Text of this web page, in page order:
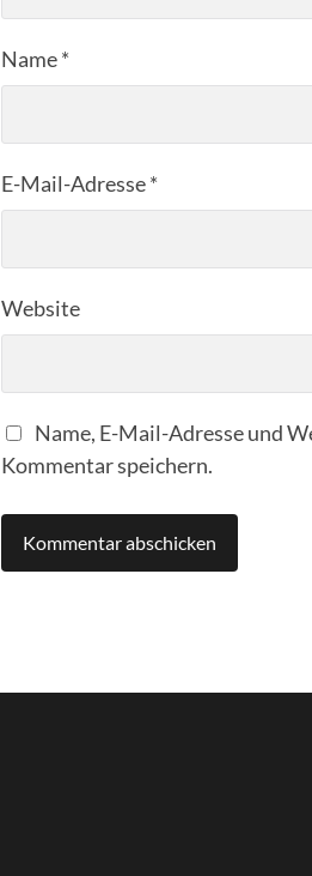
Name*
E-Mail-Adresse*
Website
Name, E-Mail-Adresse und
Kommentar speichern.